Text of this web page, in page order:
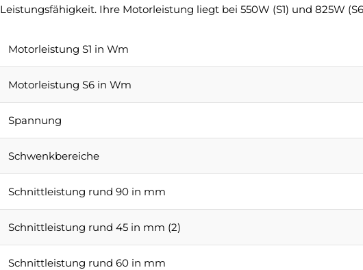
Leistungsfähigkeit. Ihre Motorleistung liegt bei 550W (S1) und 825W
Motorleistung S1 in Wm
Motorleistung S6 in Wm
Spannung
Schwenkbereiche
Schnittleistung rund 90 in mm
Schnittleistung rund 45 in mm (2)
Schnittleistung rund 60 in mm